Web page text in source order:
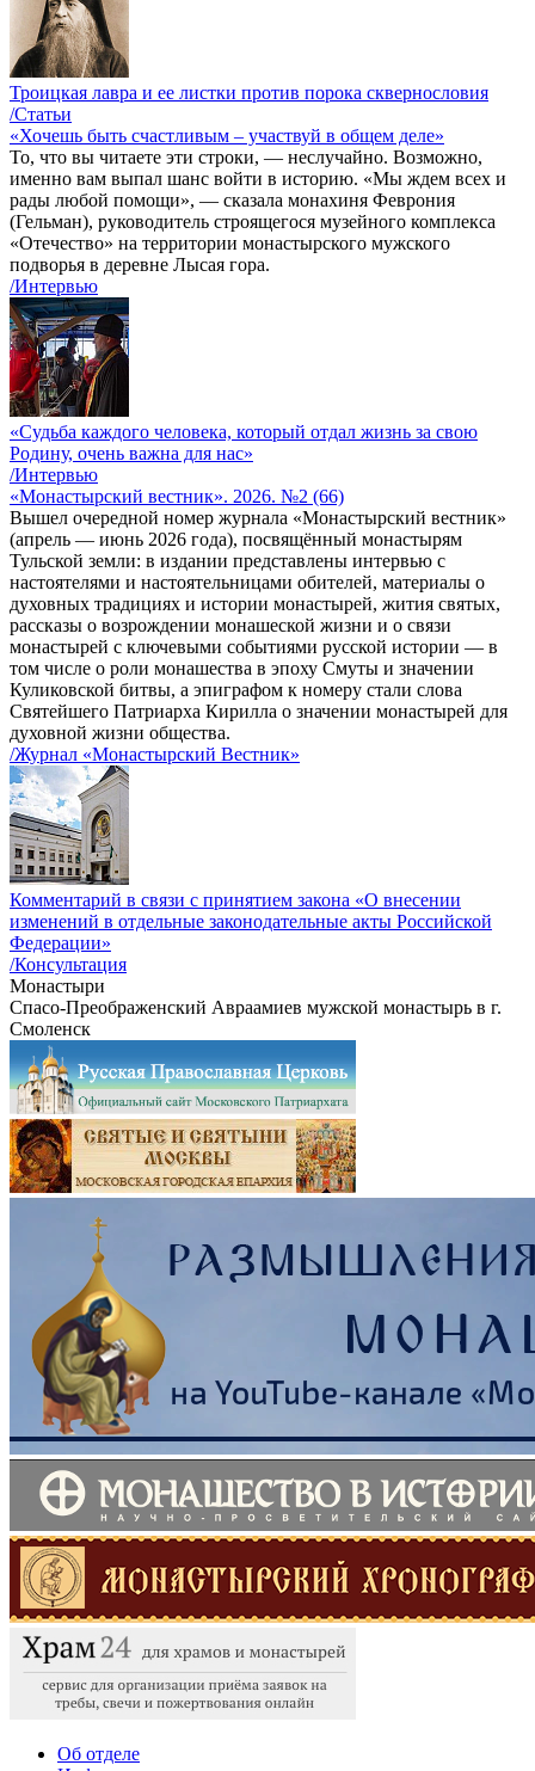
Троицкая лавра и ее листки против порока сквернословия
/Статьи
«Хочешь быть счастливым – участвуй в общем деле»
То, что вы читаете эти строки, — неслучайно. Возможно,
именно вам выпал шанс войти в историю. «Мы ждем всех и
рады любой помощи», — сказала монахиня Феврония
(Гельман), руководитель строящегося музейного комплекса
«Отечество» на территории монастырского мужского
подворья в деревне Лысая гора.
/Интервью
«Судьба каждого человека, который отдал жизнь за свою
Родину, очень важна для нас»
/Интервью
«Монастырский вестник». 2026. №2 (66)
Вышел очередной номер журнала «Монастырский вестник»
(апрель — июнь 2026 года), посвящённый монастырям
Тульской земли: в издании представлены интервью с
настоятелями и настоятельницами обителей, материалы о
духовных традициях и истории монастырей, жития святых,
рассказы о возрождении монашеской жизни и о связи
монастырей с ключевыми событиями русской истории — в
том числе о роли монашества в эпоху Смуты и значении
Куликовской битвы, а эпиграфом к номеру стали слова
Святейшего Патриарха Кирилла о значении монастырей для
духовной жизни общества.
/Журнал «Монастырский Вестник»
Комментарий в связи с принятием закона «О внесении
изменений в отдельные законодательные акты Российской
Федерации»
/Консультация
Монастыри
Спасо-Преображенский Авраамиев мужской монастырь в г.
Смоленск
Об отделе